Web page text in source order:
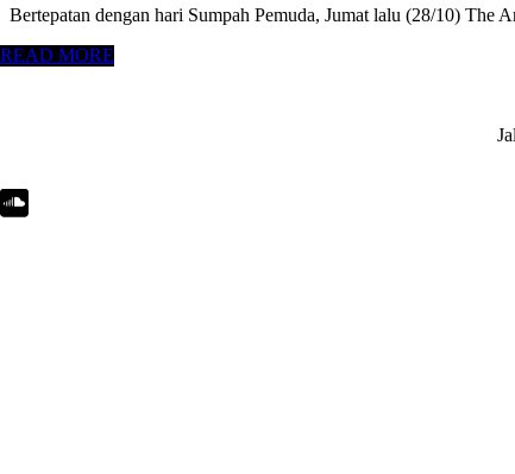
Bertepatan dengan hari Sumpah Pemuda, Jumat lalu (28/10) The
READ MORE